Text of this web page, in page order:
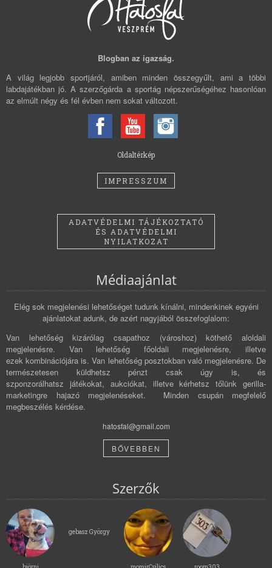
Blogban az igazság.
A világ legjobb sportjáról, amiben minden összegyűlt, ami a többi
labdajátékban jó. A szerzőgárda a sportág népszerűségéhez hasonlóan
az elmúlt négy és fél évben nem sokat változott.
Oldaltérkép
IMPRESSZUM
ADATVÉDELMI TÁJÉKOZTATÓ
ÉS ADATVÉDELMI
NYILATKOZAT
Médiaajánlat
Elég sok megjelenési lehetőséget tudunk kínálni, mindenkinek egyéni
ajánlatokat adunk, de azért nagyjából összefoglalom:
Van lehetőség kizárólag csapathoz (városhoz) köthető aloldali
megjelenésre. Van lehetőség főoldali megjelenésre, illetve
ezek kombinációjára is. Van lehetőség posztokban való megjelenésre. De
természetesen küldhetsz pénzt csak úgy is, és
szponzorálhatsz játékokat, aukciókat, illetve kérhetsz tőlünk gerilla-
marketingre hajazó megjelenéseket. Minden csupán megfelelő
megbeszélés kérdése.
hatosfal@gmail.com
BŐVEBBEN
Szerzők
gebasz György